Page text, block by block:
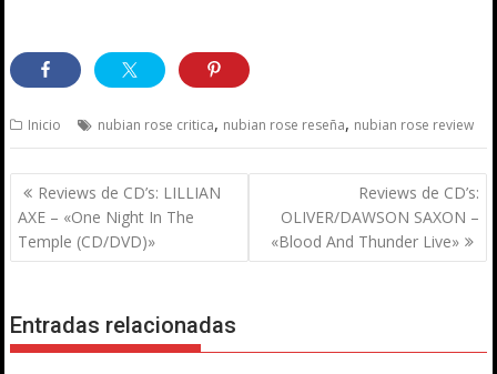
Inicio nubian rose critica, nubian rose reseña, nubian rose review
Navegación
de
entradas
Reviews de CD’s: LILLIAN
AXE – «One Night In The
Temple (CD/DVD)»
Reviews de CD’s:
OLIVER/DAWSON SAXON –
«Blood And Thunder Live»
Entradas relacionadas